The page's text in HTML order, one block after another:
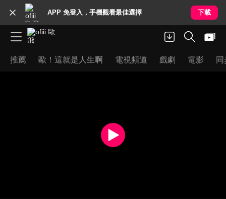
APP 免登入，手機觀看最佳選擇 下載
推薦 歐！這就是人生啊 電視頻道 戲劇 電影